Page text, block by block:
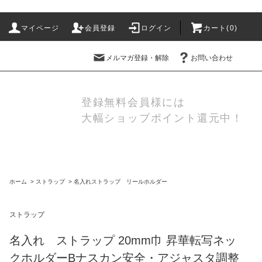
マイページ 会員登録 ログイン カート(0)
メルマガ登録・解除 お問い合わせ
登録無料会員様には
大幅ショップポイント還元中！
ホーム > ストラップ > 名入れストラップ リールホルダー
ストラップ
名入れ ストラップ 20mm巾 昇華転写ネッ
クホルダーBナスカン安全・アジャスタ調整